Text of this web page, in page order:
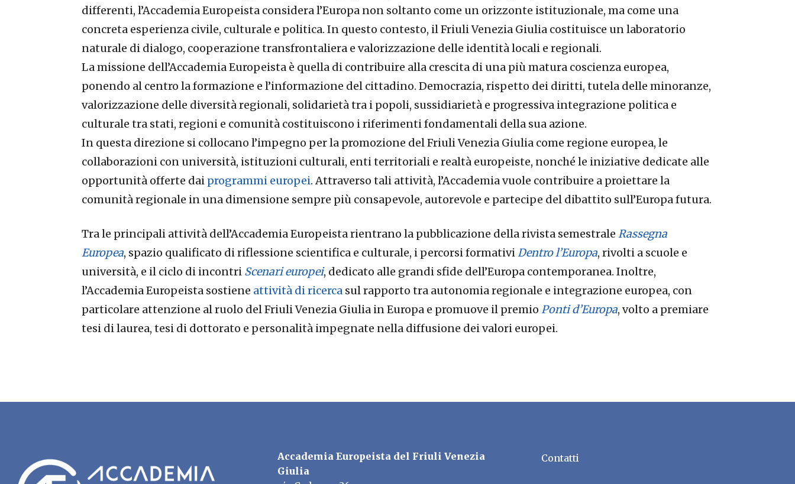
differenti, l’Accademia Europeista considera l’Europa non soltanto come un orizzonte istituzionale, ma come una
concreta esperienza civile, culturale e politica. In questo contesto, il Friuli Venezia Giulia costituisce un laboratorio
naturale di dialogo, cooperazione transfrontaliera e valorizzazione delle identità locali e regionali.
La missione dell’Accademia Europeista è quella di contribuire alla crescita di una più matura coscienza europea,
ponendo al centro la formazione e l’informazione del cittadino. Democrazia, rispetto dei diritti, tutela delle minoranze,
valorizzazione delle diversità regionali, solidarietà tra i popoli, sussidiarietà e progressiva integrazione politica e
culturale tra stati, regioni e comunità costituiscono i riferimenti fondamentali della sua azione.
In questa direzione si collocano l’impegno per la promozione del Friuli Venezia Giulia come regione europea, le
collaborazioni con università, istituzioni culturali, enti territoriali e realtà europeiste, nonché le iniziative dedicate alle
opportunità offerte dai programmi europei. Attraverso tali attività, l’Accademia vuole contribuire a proiettare la
comunità regionale in una dimensione sempre più consapevole, autorevole e partecipe del dibattito sull’Europa futura.
Tra le principali attività dell’Accademia Europeista rientrano la pubblicazione della rivista semestrale Rassegna
Europea, spazio qualificato di riflessione scientifica e culturale, i percorsi formativiDentro l’Europa, rivolti a scuole e
università, e il ciclo di incontri Scenari europei, dedicato alle grandi sfide dell’Europa contemporanea. Inoltre,
l’Accademia Europeista sostiene attività di ricerca sul rapporto tra autonomia regionale e integrazione europea, con
particolare attenzione al ruolo del Friuli Venezia Giulia in Europa e promuove il premio Ponti d’Europa, volto a premiare
tesi di laurea, tesi di dottorato e personalità impegnate nella diffusione dei valori europei.
Accademia Europeista del Friuli Venezia
Giulia
Contatti